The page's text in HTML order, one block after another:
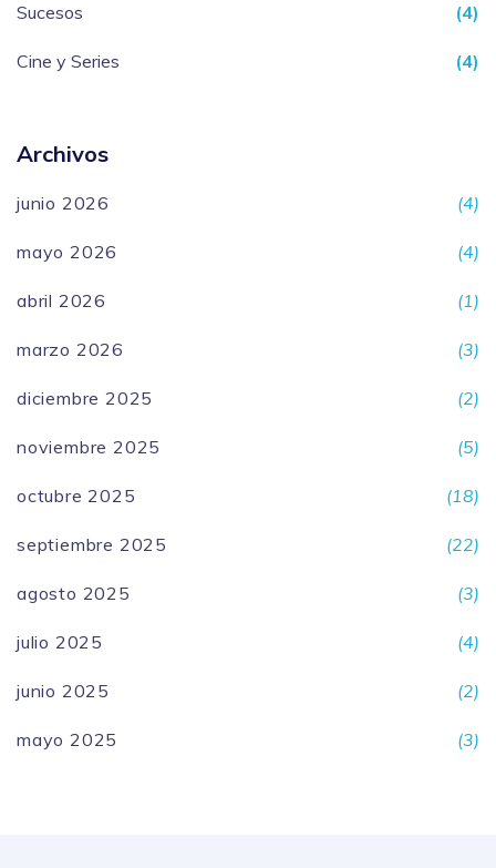
Sucesos (4)
Cine y Series (4)
Archivos
junio 2026 (4)
mayo 2026 (4)
abril 2026 (1)
marzo 2026 (3)
diciembre 2025 (2)
noviembre 2025 (5)
octubre 2025 (18)
septiembre 2025 (22)
agosto 2025 (3)
julio 2025 (4)
junio 2025 (2)
mayo 2025 (3)